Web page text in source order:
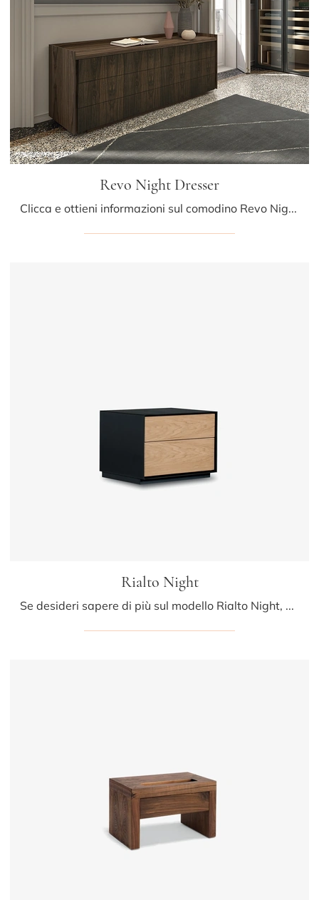
Revo Night Dresser
Clicca e ottieni informazioni sul comodino Revo Night Dresser: Comodini e cassettiere di Riva1920 sono ideali per spazi moderni.
Rialto Night
Se desideri sapere di più sul modello Rialto Night, clicca e scopri i Comodini e comò Riva1920 ideali per la tua zona del riposo.